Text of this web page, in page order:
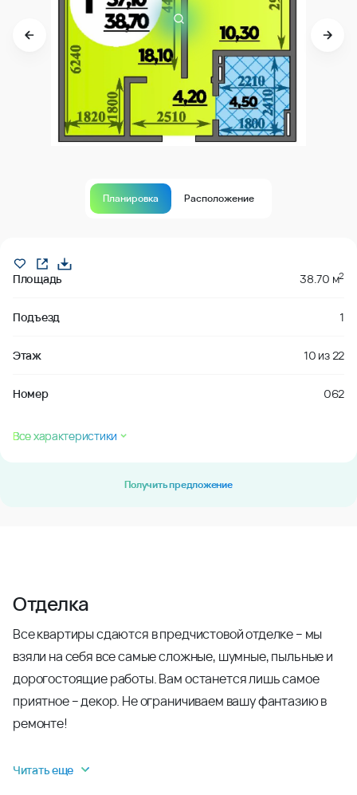
Планировка Расположение
Площадь 38.70 м2
Подъезд 1
Этаж 10 из22
Номер 062
Все характеристики
Получить предложение
Отделка
Все квартиры сдаются в предчистовой отделке – мы
взяли на себя все самые сложные, шумные, пыльные и
дорогостоящие работы. Вам останется лишь самое
приятное – декор. Не ограничиваем вашу фантазию в
ремонте!
Читать еще